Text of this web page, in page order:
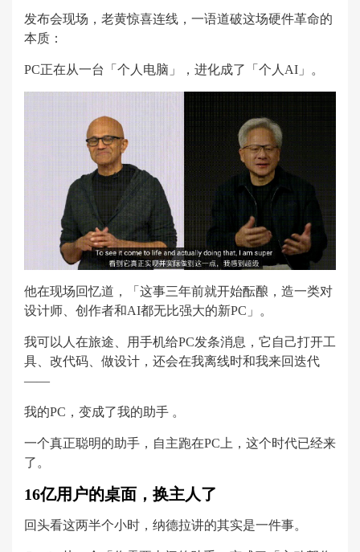
发布会现场，老黄惊喜连线，一语道破这场硬件革命的
本质：
PC正在从一台「个人电脑」，进化成了「个人AI」。
他在现场回忆道，「这事三年前就开始酝酿，造一类对
设计师、创作者和AI都无比强大的新PC」。
我可以人在旅途、用手机给PC发条消息，它自己打开工
具、改代码、做设计，还会在我离线时和我来回迭代
——
我的PC，变成了我的助手 。
一个真正聪明的助手，自主跑在PC上，这个时代已经来
了。
16亿用户的桌面，换主人了
回头看这两半个小时，纳德拉讲的其实是一件事。